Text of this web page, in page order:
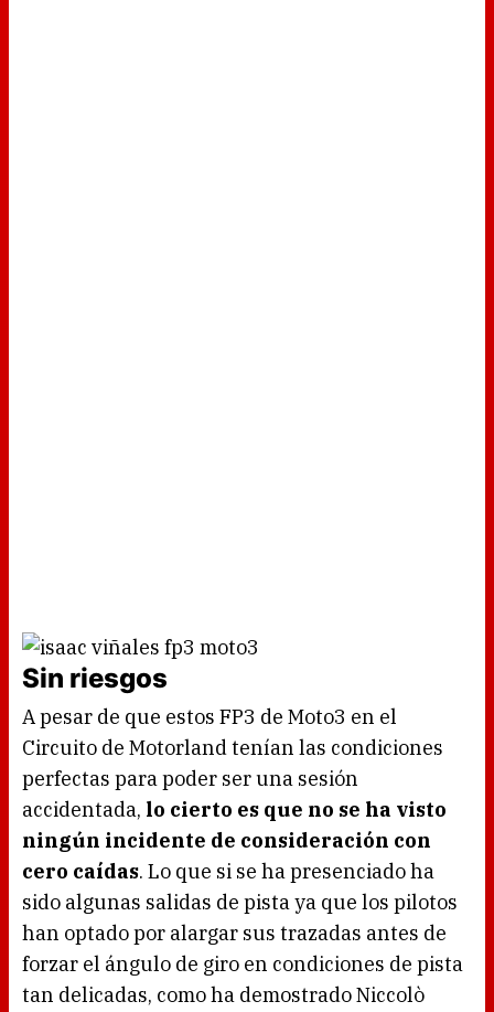
Sin riesgos
A pesar de que estos FP3 de Moto3 en el
Circuito de Motorland tenían las condiciones
perfectas para poder ser una sesión
accidentada, lo cierto es que no se ha visto
ningún incidente de consideración con
cero caídas. Lo que si se ha presenciado ha
sido algunas salidas de pista ya que los pilotos
han optado por alargar sus trazadas antes de
forzar el ángulo de giro en condiciones de pista
tan delicadas, como ha demostrado Niccolò